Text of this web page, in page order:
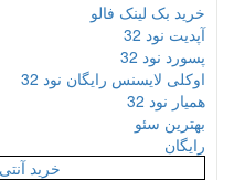
خرید بک لینک فالو
آپدیت نود 32
پسورد نود 32
اوکلی لایسنس رایگان نود 32
همیار نود 32
بهترین سئو
رایگان
خرید